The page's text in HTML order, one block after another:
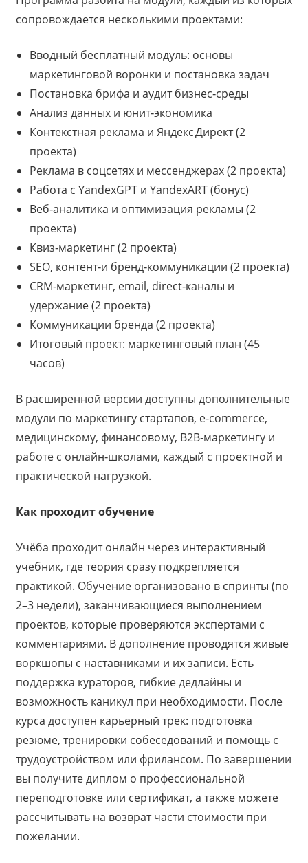
сопровождается несколькими проектами:
Вводный бесплатный модуль: основы
маркетинговой воронки и постановка задач
Постановка брифа и аудит бизнес‑среды
Анализ данных и юнит‑экономика
Контекстная реклама и Яндекс Директ (2
проекта)
Реклама в соцсетях и мессенджерах (2 проекта)
Работа с YandexGPT и YandexART (бонус)
Веб‑аналитика и оптимизация рекламы (2
проекта)
Квиз‑маркетинг (2 проекта)
SEO, контент‑и бренд‑коммуникации (2 проекта)
CRM‑маркетинг, email, direct‑каналы и
удержание (2 проекта)
Коммуникации бренда (2 проекта)
Итоговый проект: маркетинговый план (45
часов)
В расширенной версии доступны дополнительные
модули по маркетингу стартапов, e‑commerce,
медицинскому, финансовому, B2B‑маркетингу и
работе с онлайн‑школами, каждый с проектной и
практической нагрузкой.
Как проходит обучение
Учёба проходит онлайн через интерактивный
учебник, где теория сразу подкрепляется
практикой. Обучение организовано в спринты (по
2–3 недели), заканчивающиеся выполнением
проектов, которые проверяются экспертами с
комментариями. В дополнение проводятся живые
воркшопы с наставниками и их записи. Есть
поддержка кураторов, гибкие дедлайны и
возможность каникул при необходимости. После
курса доступен карьерный трек: подготовка
резюме, тренировки собеседований и помощь с
трудоустройством или фрилансом. По завершении
вы получите диплом о профессиональной
переподготовке или сертификат, а также можете
рассчитывать на возврат части стоимости при
пожелании.